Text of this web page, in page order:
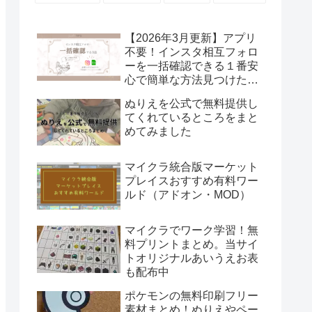
【2026年3月更新】アプリ
不要！インスタ相互フォロ
ーを一括確認できる１番安
心で簡単な方法見つけた！
ぬりえを公式で無料提供し
てくれているところをまと
めてみました
マイクラ統合版マーケット
プレイスおすすめ有料ワー
ルド（アドオン・MOD）
マイクラでワーク学習！無
料プリントまとめ。当サイ
トオリジナルあいうえお表
も配布中
ポケモンの無料印刷フリー
素材まとめ！ぬりえやペー